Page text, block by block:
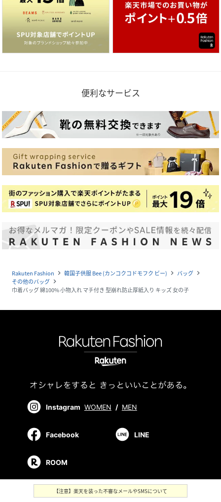
便利なサービス
Rakuten Fashion navigate_next 韓国子供服 Bee (カンコクコドモフク ビー) navigate_next バッグ navigate_next
その他のバッグ navigate_next
巾着バッグ 綿100% 小物入れ マチ付き 型崩れ防止厚紙入り キッズ 女の子
Instagram WOMEN / MEN
Facebook LINE
ROOM
【注意】楽天を装った不審なメールやSMSについて